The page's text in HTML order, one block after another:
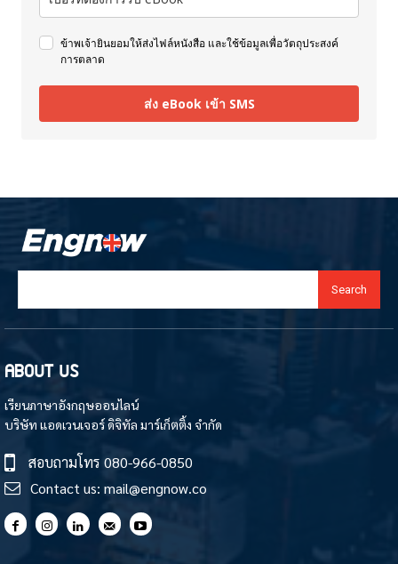
ข้าพเจ้ายินยอมให้ส่งไฟล์หนังสือ และใช้ข้อมูลเพื่อวัตถุประสงค์
การตลาด
ส่ง eBook เข้า SMS
Search
ABOUT US
เรียนภาษาอังกฤษออนไลน์
บริษัท แอดเวนเจอร์ ดิจิทัล มาร์เก็ตติ้ง จำกัด
สอบถามโทร 080-966-0850
Contact us: mail@engnow.co